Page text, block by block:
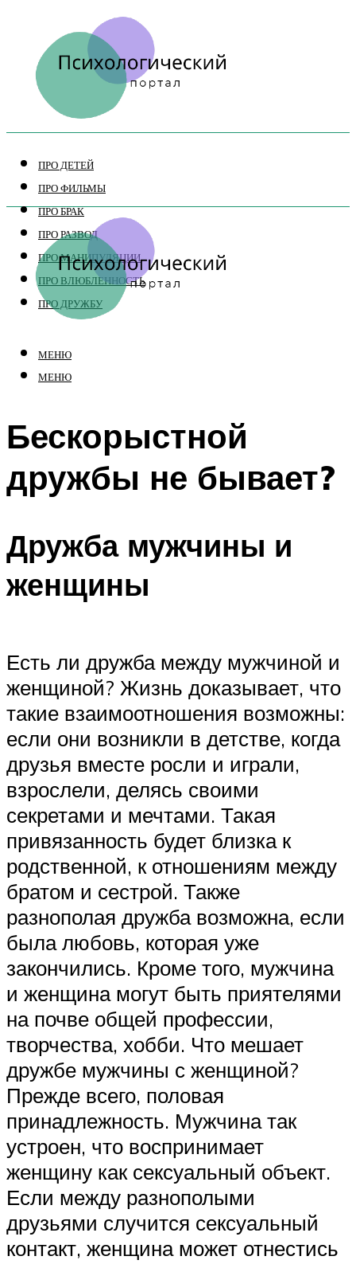
ПРО ДЕТЕЙ
ПРО ФИЛЬМЫ
ПРО БРАК
ПРО РАЗВОД
ПРО МАНИПУЛЯЦИИ
ПРО ВЛЮБЛЕННОСТЬ
ПРО ДРУЖБУ
МЕНЮ
МЕНЮ
Бескорыстной
дружбы не бывает?
Дружба мужчины и
женщины
Есть ли дружба между мужчиной и
женщиной? Жизнь доказывает, что
такие взаимоотношения возможны:
если они возникли в детстве, когда
друзья вместе росли и играли,
взрослели, делясь своими
секретами и мечтами. Такая
привязанность будет близка к
родственной, к отношениям между
братом и сестрой. Также
разнополая дружба возможна, если
была любовь, которая уже
закончились. Кроме того, мужчина
и женщина могут быть приятелями
на почве общей профессии,
творчества, хобби. Что мешает
дружбе мужчины с женщиной?
Прежде всего, половая
принадлежность. Мужчина так
устроен, что воспринимает
женщину как сексуальный объект.
Если между разнополыми
друзьями случится сексуальный
контакт, женщина может отнестись